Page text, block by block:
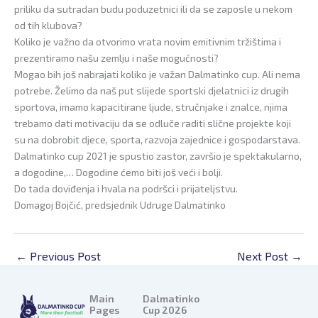
priliku da sutradan budu poduzetnici ili da se zaposle u nekom
od tih klubova?
Koliko je važno da otvorimo vrata novim emitivnim tržištima i
prezentiramo našu zemlju i naše mogućnosti?
Mogao bih još nabrajati koliko je važan Dalmatinko cup. Ali nema
potrebe. Želimo da naš put slijede sportski djelatnici iz drugih
sportova, imamo kapacitirane ljude, stručnjake i znalce, njima
trebamo dati motivaciju da se odluče raditi slične projekte koji
su na dobrobit djece, sporta, razvoja zajednice i gospodarstava.
Dalmatinko cup 2021 je spustio zastor, završio je spektakularno,
a dogodine,… Dogodine ćemo biti još veći i bolji.
Do tada doviđenja i hvala na podršci i prijateljstvu.
Domagoj Bojčić, predsjednik Udruge Dalmatinko
← Previous Post Next Post →
Main
Pages
Dalmatinko
Cup 2026